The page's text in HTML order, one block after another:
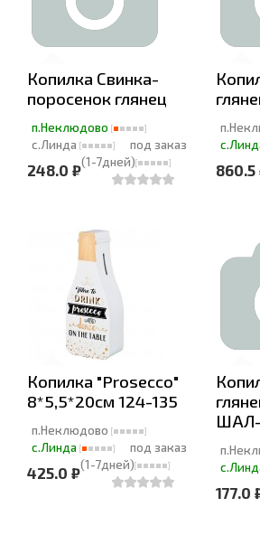
Копилка Свинка-
поросенок глянец
п.Неклюдово
с.Линда
под заказ
(1-7дней)
248.0 ₽ 860.5
Копилка "Prosecco"
8*5,5*20см 124-135
п.Неклюдово
с.Линда
под заказ
(1-7дней)
425.0 ₽
177.0